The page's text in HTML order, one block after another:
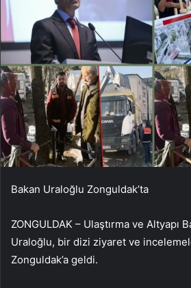
Bakan Uraloğlu Zonguldak’ta
ZONGULDAK – Ulaştırma ve Altyapı
Uraloğlu, bir dizi ziyaret ve
Zonguldak’a geldi.